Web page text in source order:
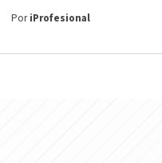
PoriProfesional